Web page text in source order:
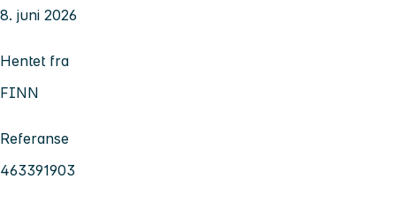
8. juni 2026
Hentet fra
FINN
Referanse
463391903